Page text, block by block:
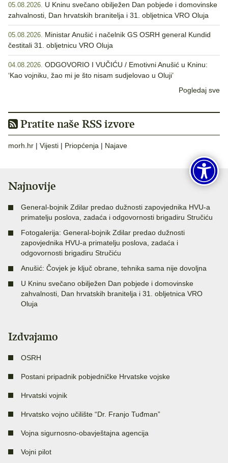
05.08.2026. U Kninu svečano obilježen Dan pobjede i domovinske
zahvalnosti, Dan hrvatskih branitelja i 31. obljetnica VRO Oluja
05.08.2026. Ministar Anušić i načelnik GS OSRH general Kundid
čestitali 31. obljetnicu VRO Oluja
04.08.2026. ODGOVORIO I VUČIĆU / Emotivni Anušić u Kninu:
‘Kao vojniku, žao mi je što nisam sudjelovao u Oluji’
Pogledaj sve
Pratite naše RSS izvore
morh.hr | Vijesti | Priopćenja | Najave
Najnovije
General-bojnik Zdilar predao dužnosti zapovjednika HVU-a
primatelju poslova, zadaća i odgovornosti brigadiru Stručiću
Fotogalerija: General-bojnik Zdilar predao dužnosti
zapovjednika HVU-a primatelju poslova, zadaća i
odgovornosti brigadiru Stručiću
Anušić: Čovjek je ključ obrane, tehnika sama nije dovoljna
U Kninu svečano obilježen Dan pobjede i domovinske
zahvalnosti, Dan hrvatskih branitelja i 31. obljetnica VRO
Oluja
Izdvajamo
OSRH
Postani pripadnik pobjedničke Hrvatske vojske
Hrvatski vojnik
Hrvatsko vojno učilište “Dr. Franjo Tuđman”
Vojna sigurnosno-obavještajna agencija
Vojni pilot